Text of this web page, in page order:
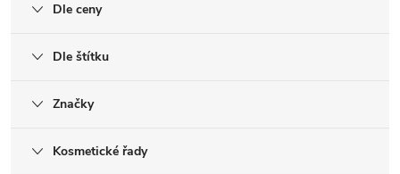
Dle ceny
Dle štítku
Značky
Kosmetické řady